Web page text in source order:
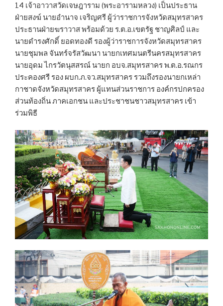
14 เจ้าอาวาสวัดเจษฎาราม (พระอารามหลวง) เป็นประธาน
ฝ่ายสงฆ์ นายอำนาจ เจริญศรี ผู้ว่าราชการจังหวัดสมุทรสาคร
ประธานฝ่ายฆราวาส พร้อมด้วย ร.ต.อ.เขตรัฐ ชาญศิลป์ และ
นายดำรงศักดิ์ ยอดทองดี รองผู้ว่าราชการจังหวัดสมุทรสาคร
นายชุมพล จันทร์จรัสวัฒนา นายกเทศมนตรีนครสมุทรสาคร
นายอุดม ไกรวัตนุสสรณ์ นายก อบจ.สมุทรสาคร พ.ต.อ.รณกร
ประคองศรี รอง ผบก.ภ.จว.สมุทรสาคร รวมถึงรองนายกเหล่า
กาชาดจังหวัดสมุทรสาคร ผู้แทนส่วนราชการ องค์กรปกครอง
ส่วนท้องถิ่น ภาคเอกชน และประชาชนชาวสมุทรสาคร เข้า
ร่วมพิธี